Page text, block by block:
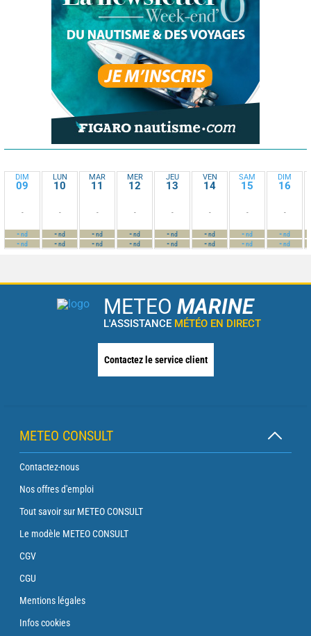
DIM
09
-
-nd
-nd
LUN
10
-
-nd
-nd
MAR
11
-
-nd
-nd
MER
12
-
-nd
-nd
JEU
13
-
-nd
-nd
VEN
14
-
-nd
-nd
SAM
15
-
-nd
-nd
DIM
16
-
-nd
-nd
METEO MARINE
L'ASSISTANCE MÉTÉO EN DIRECT
Contactez le service client
METEO CONSULT
Contactez-nous
Nos offres d'emploi
Tout savoir sur METEO CONSULT
Le modèle METEO CONSULT
CGV
CGU
Mentions légales
Infos cookies